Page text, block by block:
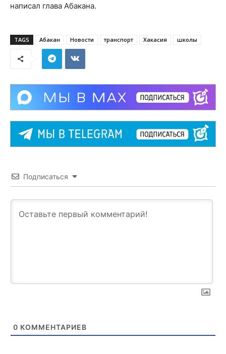
написал глава Абакана.
TAGS Абакан Новости транспорт Хакасия школы
Подписаться
0 КОММЕНТАРИЕВ